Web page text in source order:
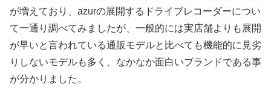
が増えており、azurの展開するドライブレコーダーについ
て一通り調べてみましたが、一般的には実店舗よりも展開
が早いと言われている通販モデルと比べても機能的に見劣
りしないモデルも多く、なかなか面白いブランドである事
が分かりました。